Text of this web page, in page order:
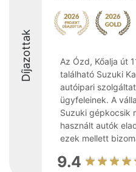
Díjazottak
Az Ózd, Kőalja út
található Suzuki
autóipari
ügyfeleinek. A
Suzuki gépkocsik
használt autók
ezek mellett
9.4